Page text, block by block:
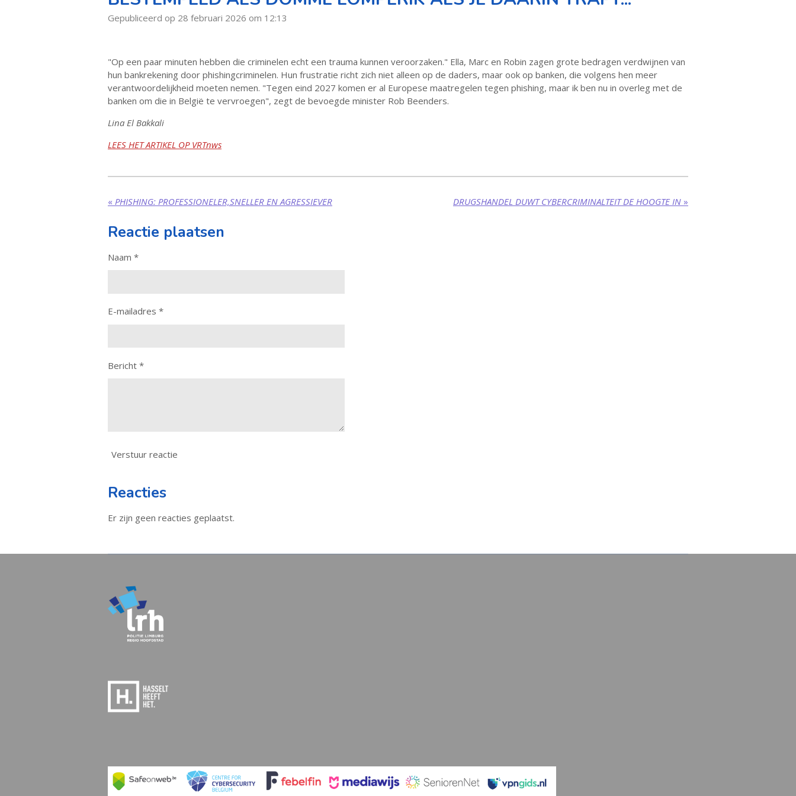
Gepubliceerd op 28 februari 2026 om 12:13
"Op een paar minuten hebben die criminelen echt een trauma kunnen veroorzaken." Ella, Marc en Robin zagen grote bedragen verdwijnen van
hun bankrekening door phishingcriminelen. Hun frustratie richt zich niet alleen op de daders, maar ook op banken, die volgens hen meer
verantwoordelijkheid moeten nemen. "Tegen eind 2027 komen er al Europese maatregelen tegen phishing, maar ik ben nu in overleg met de
banken om die in België te vervroegen", zegt de bevoegde minister Rob Beenders.
Lina El Bakkali
LEES HET ARTIKEL OP VRTnws
« PHISHING: PROFESSIONELER,SNELLER EN AGRESSIEVER DRUGSHANDEL DUWT CYBERCRIMINALTEIT DE HOOGTE IN »
Reactie plaatsen
Naam *
E-mailadres *
Bericht *
Verstuur reactie
Reacties
Er zijn geen reacties geplaatst.